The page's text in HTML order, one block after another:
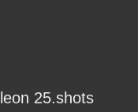
25.shots